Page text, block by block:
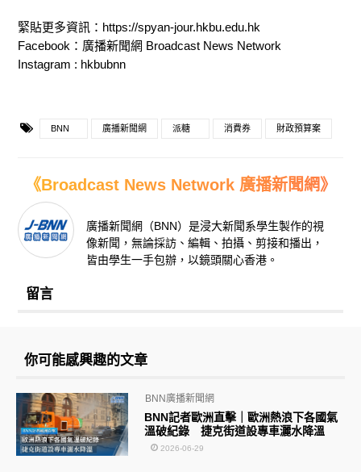
緊貼更多資訊：https://spyan-jour.hkbu.edu.hk
Facebook：廣播新聞網 Broadcast News Network
Instagram : hkbubnn
BNN 廣播新聞網 派糖 消費券 財政預算案
《Broadcast News Network 廣播新聞網》
廣播新聞網（BNN）是浸大新聞系學生製作的視
像新聞，無論採訪、編輯、拍攝、剪接和播出，
皆由學生一手包辦，以鏡頭關心香港。
留言
你可能感興趣的文章
BNN記者歐洲直擊｜歐洲熱浪下各國氣
溫破紀錄 捷克街道設專車灑水降溫
BNN廣播新聞網
2026-06-29